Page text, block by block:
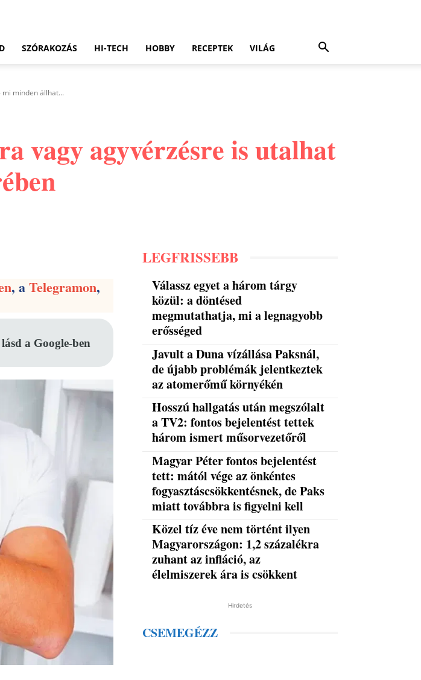
SZÓRAKOZÁS HI-TECH HOBBY RECEPTEK VILÁG
minden állhat...
vagy agyvérzésre is utalhat
, aTelegramon,
a Google-ben
LEGFRISSEBB
Válassz egyet a három tárgy
közül: a döntésed
megmutathatja, mi a legnagyobb
erősséged
Javult a Duna vízállása Paksnál,
de újabb problémák jelentkeztek
az atomerőmű környékén
Hosszú hallgatás után megszólalt
a TV2: fontos bejelentést tettek
három ismert műsorvezetőről
Magyar Péter fontos bejelentést
tett: mától vége az önkéntes
fogyasztáscsökkentésnek, de Paks
miatt továbbra is figyelni kell
Közel tíz éve nem történt ilyen
Magyarországon: 1,2 százalékra
zuhant az infláció, az
élelmiszerek ára is csökkent
Hirdetés
CSEMEGÉZZ